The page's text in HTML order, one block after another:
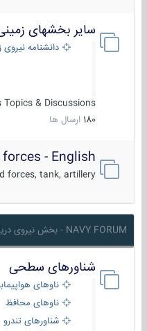
سایر بخشهای زمینی
دانشنامه نیروی
Topics & Discussions
180 ارسال ها
forces - English
forces, tank, artillery ...
NAVY FORUM - بخش نیروی دریایی
شناورهای سطحی
ناوهای هواپیمابر
ناوهای محافظ
شناورهای تندرو